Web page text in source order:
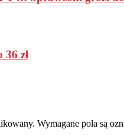
36 zł
Wymagane pola są